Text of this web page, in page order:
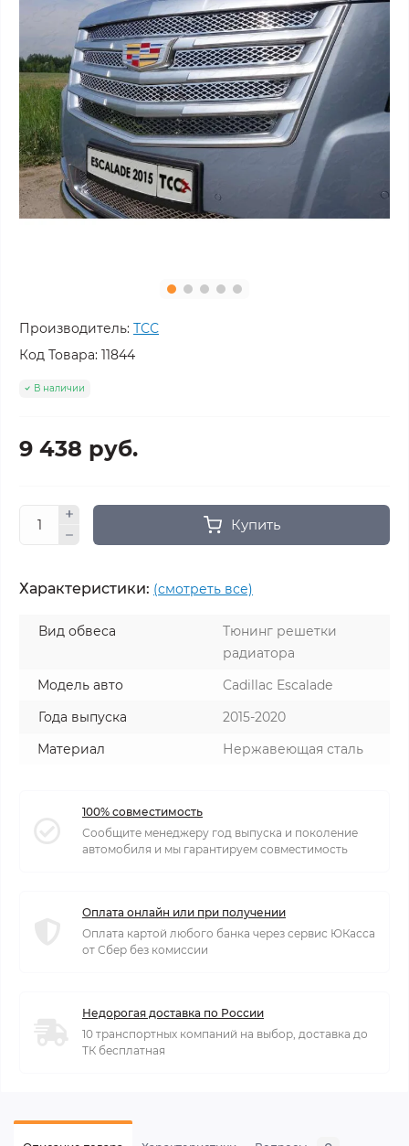
Производитель: ТСС
Код Товара: 11844
В наличии
9 438 руб.
Купить
Характеристики: (смотреть все)
Вид обвеса
Тюнинг решетки
радиатора
Модель авто
Cadillac Escalade
Года выпуска
2015-2020
Материал
Нержавеющая сталь
100% совместимость
Сообщите менеджеру год выпуска и поколение
автомобиля и мы гарантируем совместимость
Оплата онлайн или при получении
Оплата картой любого банка через сервис ЮКасса
от Сбер без комиссии
Недорогая доставка по России
10 транспортных компаний на выбор, доставка до
ТК бесплатная